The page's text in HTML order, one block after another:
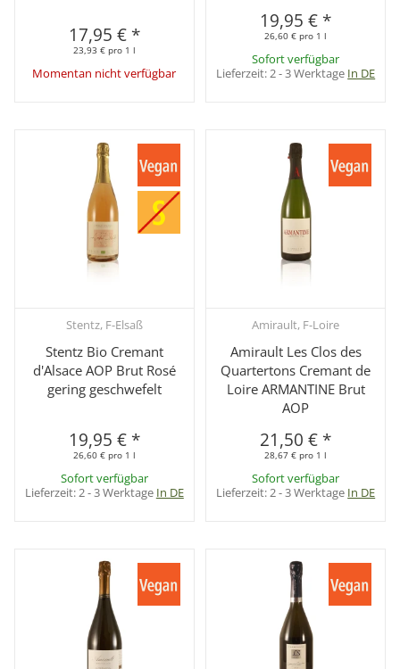
17,95 € *
23,93 € pro 1 l
Momentan nicht verfügbar
19,95 € *
26,60 € pro 1 l
Sofort verfügbar
Lieferzeit:2 - 3 Werktage In DE
Stentz, F-Elsaß
Stentz Bio Cremant
d'Alsace AOP Brut Rosé
gering geschwefelt
19,95 € *
26,60 € pro 1 l
Sofort verfügbar
Lieferzeit:2 - 3 Werktage In DE
Amirault, F-Loire
Amirault Les Clos des
Quartertons Cremant de
Loire ARMANTINE Brut
AOP
21,50 € *
28,67 € pro 1 l
Sofort verfügbar
Lieferzeit:2 - 3 Werktage In DE